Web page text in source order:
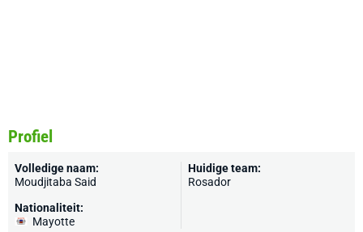
Profiel
Volledige naam:
Moudjitaba Said
Nationaliteit:
Mayotte
Huidige team:
Rosador